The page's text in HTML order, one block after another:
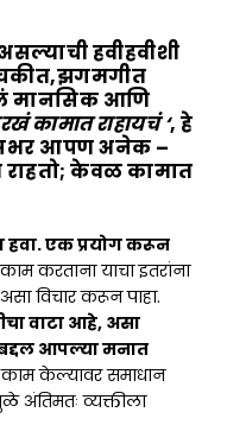
हवीहवीशी
मानसिक आणि
कामात राहायचं ‘, हे
आपण अनेक –
राहतो; केवळ कामात
एक प्रयोग करून
करताना याचा इतरांना
विचार करून पाहा.
वाटा आहे, असा
आपल्या मनात
केल्यावर समाधान
अंतिमतः व्यक्तीला